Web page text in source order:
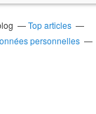
Top articles
personnelles